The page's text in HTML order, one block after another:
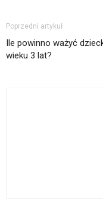
Poprzedni artykuł
Ile powinno ważyć
wieku 3 lat?